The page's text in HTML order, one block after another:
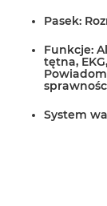
Pasek:
Funkcje:
tętna,
System